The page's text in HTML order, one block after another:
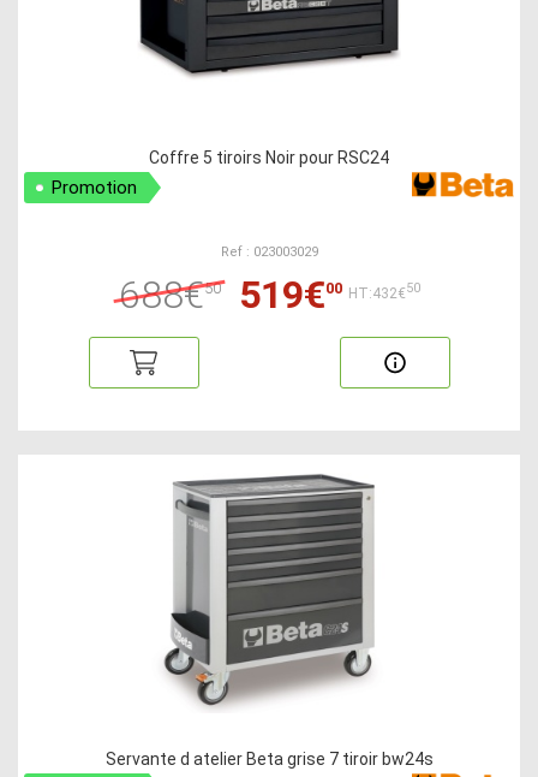
Coffre 5 tiroirs Noir pour RSC24
Promotion
Ref : 023003029
688€50 519€00 HT:432€50
Servante d atelier Beta grise 7 tiroir bw24s